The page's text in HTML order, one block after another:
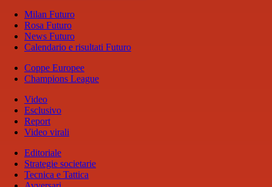
Milan Futuro
Rosa Futuro
News Futuro
Calendario e risultati Futuro
Coppe Europee
Champions League
Video
Esclusivo
Report
Video virali
Editoriale
Strategie societarie
Tecnica e Tattica